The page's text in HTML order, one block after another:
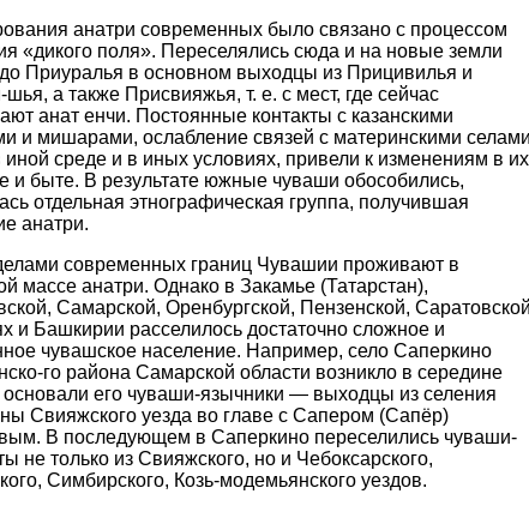
анатри современных было связано с процессом
«дикого поля». Переселялись сюда и на новые земли
Приуралья в основном выходцы из Прицивилья и
а также Присвияжья, т. е. с мест, где сейчас
анат енчи. Постоянные контакты с казанскими
и мишарами, ослабление связей с материнскими
иной среде и в иных условиях, привели к изменениям в их
и быте. В результате южные чуваши обособились,
отдельная этнографическая группа, получившая
анатри.
современных границ Чувашии проживают в
массе анатри. Однако в Закамье (Татарстан),
Самарской, Оренбургской, Пензенской,
и Башкирии расселилось достаточно сложное и
чувашское население. Например, село Саперкино
го района Самарской области возникло в середине
основали его чуваши-язычники — выходцы из селения
Свияжского уезда во главе с Сапером (Сапёр)
В последующем в Саперкино переселились чуваши-
не только из Свияжского, но и Чебоксарского,
Симбирского, Козь-модемьянского уездов.